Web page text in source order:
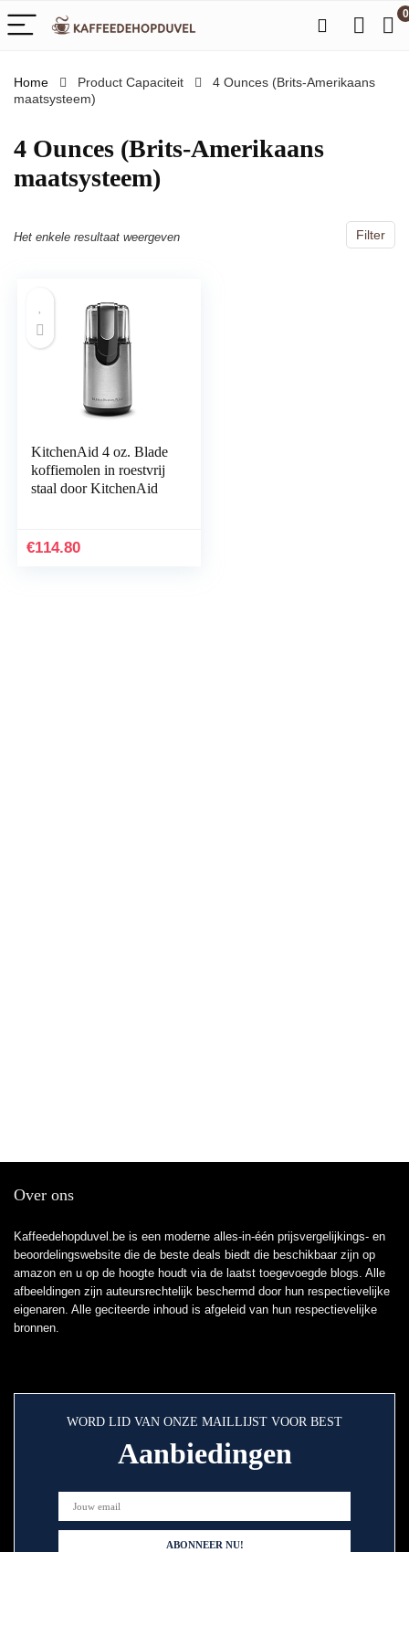
0
Home Product Capaciteit
‎4 Ounces (Brits-Amerikaans
maatsysteem)
‎4 Ounces (Brits-Amerikaans
maatsysteem)
Filter
Het enkele resultaat weergeven
KitchenAid 4 oz. Blade
koffiemolen in roestvrij
staal door KitchenAid
€114.80
Over ons
Kaffeedehopduvel.be is een moderne alles-in-één prijsvergelijkings- en
beoordelingswebsite die de beste deals biedt die beschikbaar zijn op
amazon en u op de hoogte houdt via de laatst toegevoegde blogs. Alle
afbeeldingen zijn auteursrechtelijk beschermd door hun respectievelijke
eigenaren. Alle geciteerde inhoud is afgeleid van hun respectievelijke
bronnen.
WORD LID VAN ONZE MAILLIJST VOOR BEST
Aanbiedingen